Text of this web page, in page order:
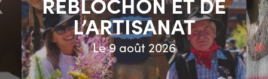
L’ARTISANAT
Le 9 août 2026